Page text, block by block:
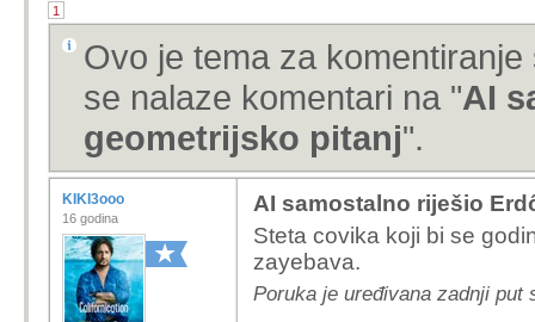
1
Ovo je tema za
se nalaze komentari na "AI
geometrijsko pitanj".
KIKI3ooo
16 godina
AI samostalno riješio
Steta covika koji bi se
zayebava.
Poruka je uređivana zadnji put